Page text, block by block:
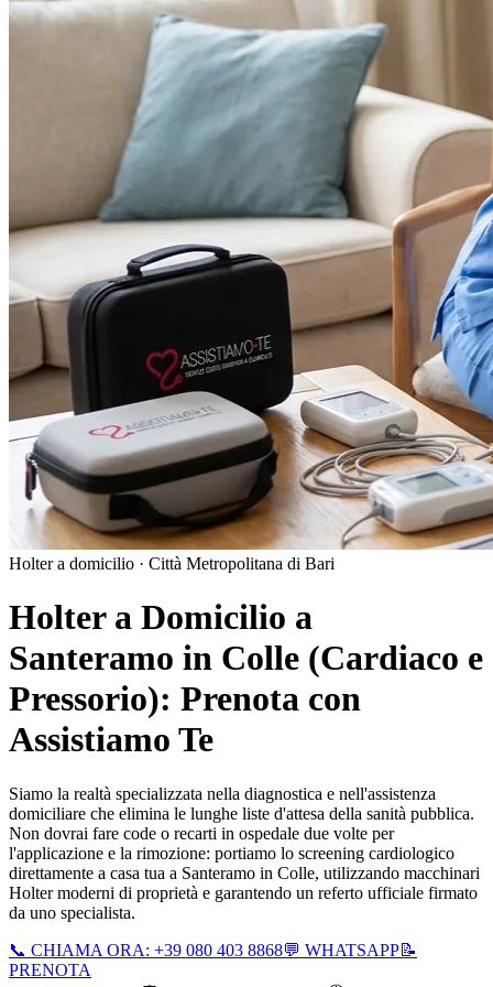
Holter a domicilio · Città Metropolitana di Bari
Holter a Domicilio a
Santeramo in Colle (Cardiaco e
Pressorio): Prenota con
Assistiamo Te
Siamo la realtà specializzata nella diagnostica e nell'assistenza
domiciliare che elimina le lunghe liste d'attesa della sanità pubblica.
Non dovrai fare code o recarti in ospedale due volte per
l'applicazione e la rimozione: portiamo lo screening cardiologico
direttamente a casa tua a Santeramo in Colle, utilizzando macchinari
Holter moderni di proprietà e garantendo un referto ufficiale firmato
da uno specialista.
📞 CHIAMA ORA: +39 080 403 8868💬 WHATSAPP📝
PRENOTA